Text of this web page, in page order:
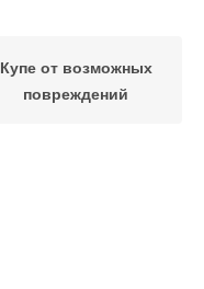
Купе от возможных
повреждений